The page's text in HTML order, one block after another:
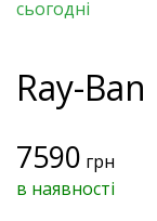
сьогодні
Ray-Ban
7590 грн
в наявності